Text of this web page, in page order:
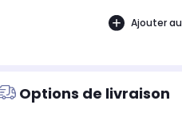
Ajouter
Options de livraison